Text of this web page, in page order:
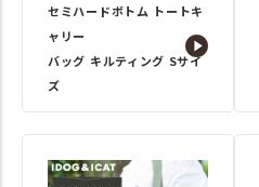
セミハードボトム トートキ
ャリー
バッグ キルティング Sサイ
ズ